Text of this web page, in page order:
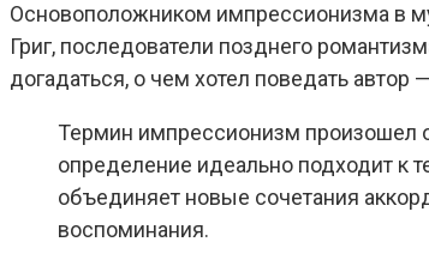
Основоположником импрессионизма в
Григ, последователи позднего
догадаться, о чем хотел поведать автор
Термин импрессионизм произошел
определение идеально подходит к
объединяет новые сочетания
воспоминания.